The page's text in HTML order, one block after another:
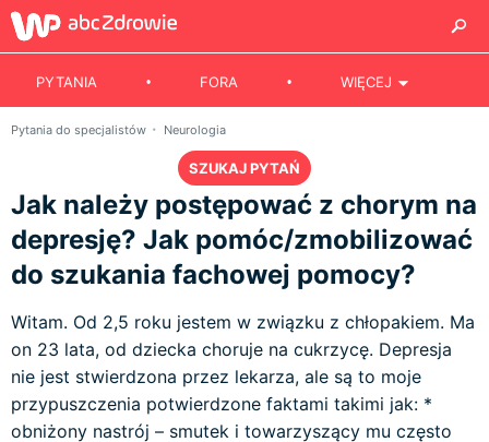
PYTANIA FORA WIĘCEJ
Pytania do specjalistów Neurologia
SZUKAJ PYTAŃ
Jak należy postępować z chorym na
depresję? Jak pomóc/zmobilizować
do szukania fachowej pomocy?
Witam. Od 2,5 roku jestem w związku z chłopakiem. Ma
on 23 lata, od dziecka choruje na cukrzycę. Depresja
nie jest stwierdzona przez lekarza, ale są to moje
przypuszczenia potwierdzone faktami takimi jak: *
obniżony nastrój – smutek i towarzyszący mu często